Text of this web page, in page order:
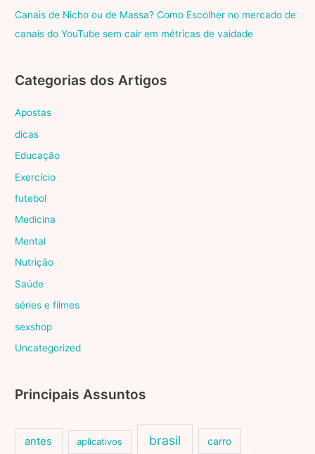
Canais de Nicho ou de Massa? Como Escolher no mercado de
canais do YouTube sem cair em métricas de vaidade
Categorias dos Artigos
Apostas
dicas
Educação
Exercício
futebol
Medicina
Mental
Nutrição
Saúde
séries e filmes
sexshop
Uncategorized
Principais Assuntos
antes aplicativos brasil carro